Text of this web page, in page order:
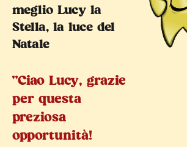
meglio Lucy la
Stella, la luce del
Natale
"Ciao Lucy, grazie
per questa
preziosa
opportunità!